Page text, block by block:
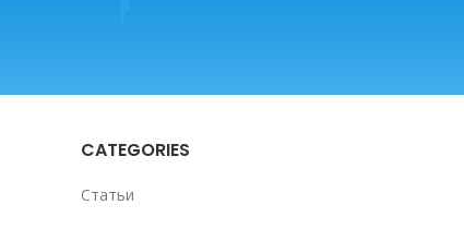
CATEGORIES
Статьи